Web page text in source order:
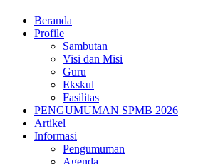
Beranda
Profile
Sambutan
Visi dan Misi
Guru
Ekskul
Fasilitas
PENGUMUMAN SPMB 2026
Artikel
Informasi
Pengumuman
Agenda